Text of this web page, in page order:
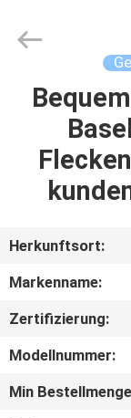
HAUS
PRODUKTE
UNS
AUSFLUG
Ltd..
Herkunftsort:
Markenname:
Zertifizierung:
Modellnummer:
Min